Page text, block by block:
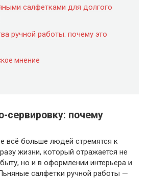
салфетками для долгого
ручной работы: почему это
мнение
сервировку: почему
всё больше людей стремятся к
жизни, который отражается не
но и в оформлении интерьера и
салфетки ручной работы —